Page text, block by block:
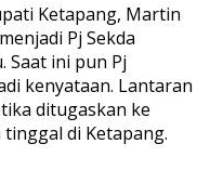
Ketapang, Martin
Pj Sekda
Saat ini pun Pj
kenyataan. Lantaran
ditugaskan ke
di Ketapang.